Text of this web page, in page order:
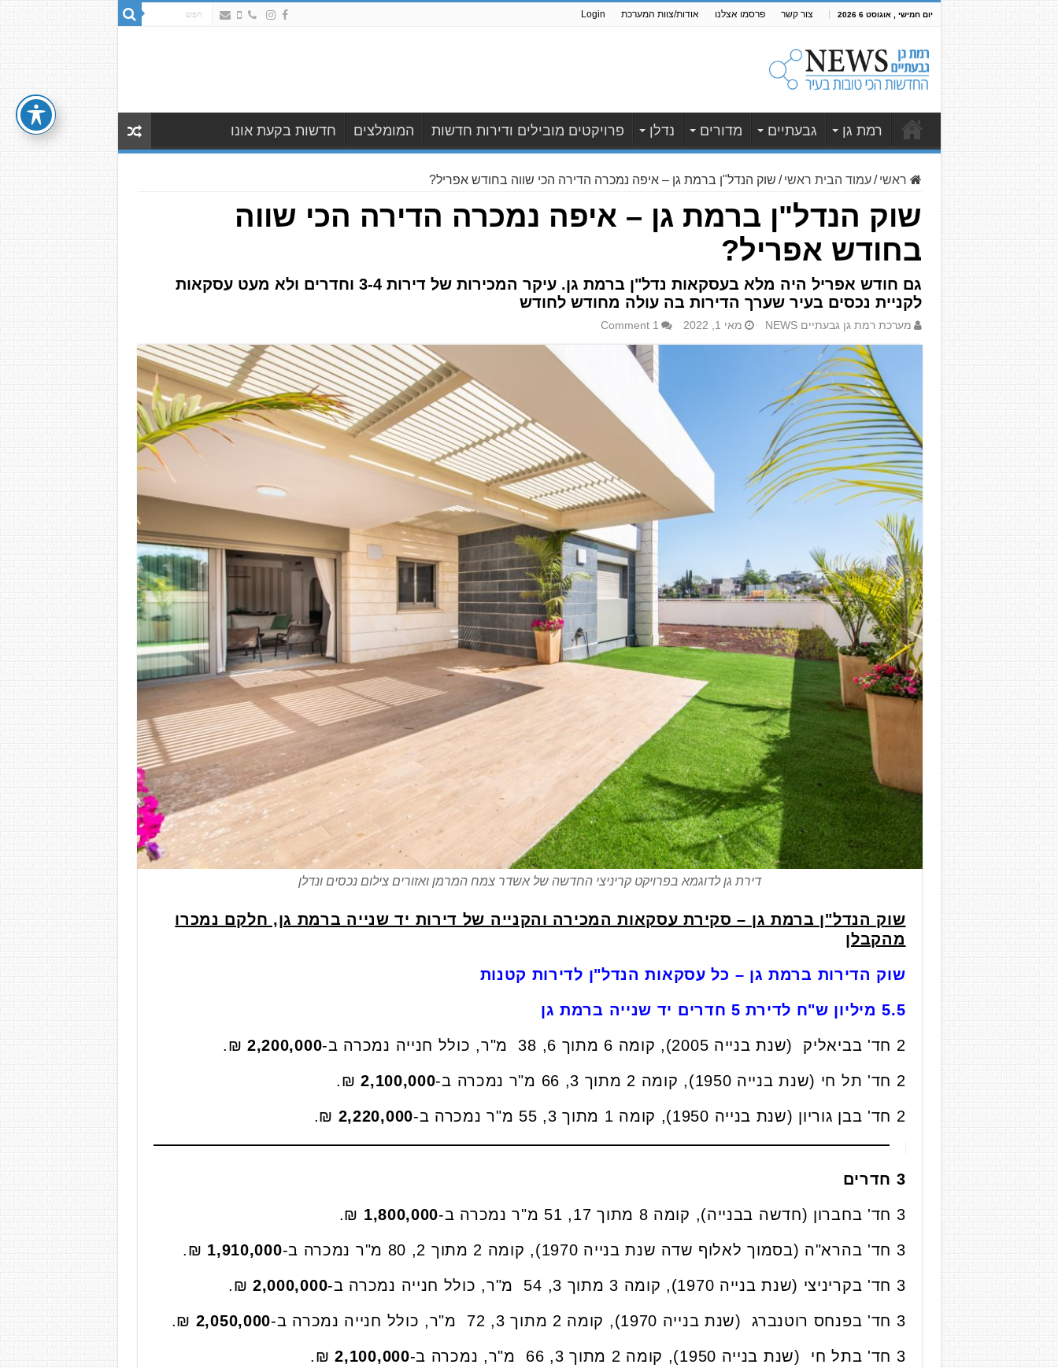
יום חמישי , אוגוסט 6 2026 צור קשר פרסמו אצלנו אודות/צוות המערכת Login
רמת גן גבעתיים מדורים נדלן פרויקטים מובילים ודירות חדשות המומלצים חדשות בקעת אונו
ראשי / עמוד הבית ראשי / שוק הנדל"ן ברמת גן – איפה נמכרה הדירה הכי שווה בחודש אפריל?
שוק הנדל"ן ברמת גן – איפה נמכרה הדירה הכי שווה
בחודש אפריל?
גם חודש אפריל היה מלא בעסקאות נדל"ן ברמת גן. עיקר המכירות של דירות 3-4 וחדרים ולא מעט עסקאות
לקניית נכסים בעיר שערך הדירות בה עולה מחודש לחודש
מערכת רמת גן גבעתיים NEWS מאי 1, 2022 1 Comment
דירת גן לדוגמא בפרויקט קריניצי החדשה של אשדר צמח המרמן ואזורים צילום נכסים ונדלן
שוק הנדל"ן ברמת גן – סקירת עסקאות המכירה והקנייה של דירות יד שנייה ברמת גן, חלקם נמכרו
מהקבלן
שוק הדירות ברמת גן – כל עסקאות הנדל"ן לדירות קטנות
5.5 מיליון ש"ח לדירת 5 חדרים יד שנייה ברמת גן
2 חד' בביאליק (שנת בנייה 2005), קומה 6 מתוך 6, 38 מ"ר, כולל חנייה נמכרה ב- 2,200,000
₪.
2 חד' תל חי (שנת בנייה 1950), קומה 2 מתוך 3, 66 מ"ר נמכרה ב- 2,100,000
₪.
2 חד' בבן גוריון (שנת בנייה 1950), קומה 1 מתוך 3, 55 מ"ר נמכרה ב- 2,220,000
₪.
3 חדרים
3 חד' בחברון (חדשה בבנייה), קומה 8 מתוך 17, 51 מ"ר נמכרה ב- 1,800,000
₪.
3 חד' בהרא"ה (בסמוך לאלוף שדה שנת בנייה 1970), קומה 2 מתוך 2, 80 מ"ר נמכרה ב- 1,910,000
₪.
3 חד' בקריניצי (שנת בנייה 1970), קומה 3 מתוך 3, 54 מ"ר, כולל חנייה נמכרה ב- 2,000,000
₪.
3 חד' בפנחס רוטנברג (שנת בנייה 1970), קומה 2 מתוך 3, 72 מ"ר, כולל חנייה נמכרה ב- 2,050,000
₪.
3 חד' בתל חי (שנת בנייה 1950), קומה 2 מתוך 3, 66 מ"ר, נמכרה ב- 2,100,000
₪.